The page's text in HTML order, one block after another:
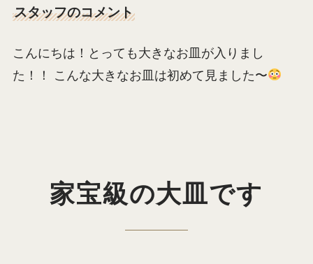
スタッフのコメント
こんにちは！とっても大きなお皿が入りまし
た！！ こんな大きなお皿は初めて見ました〜
家宝級の大皿です